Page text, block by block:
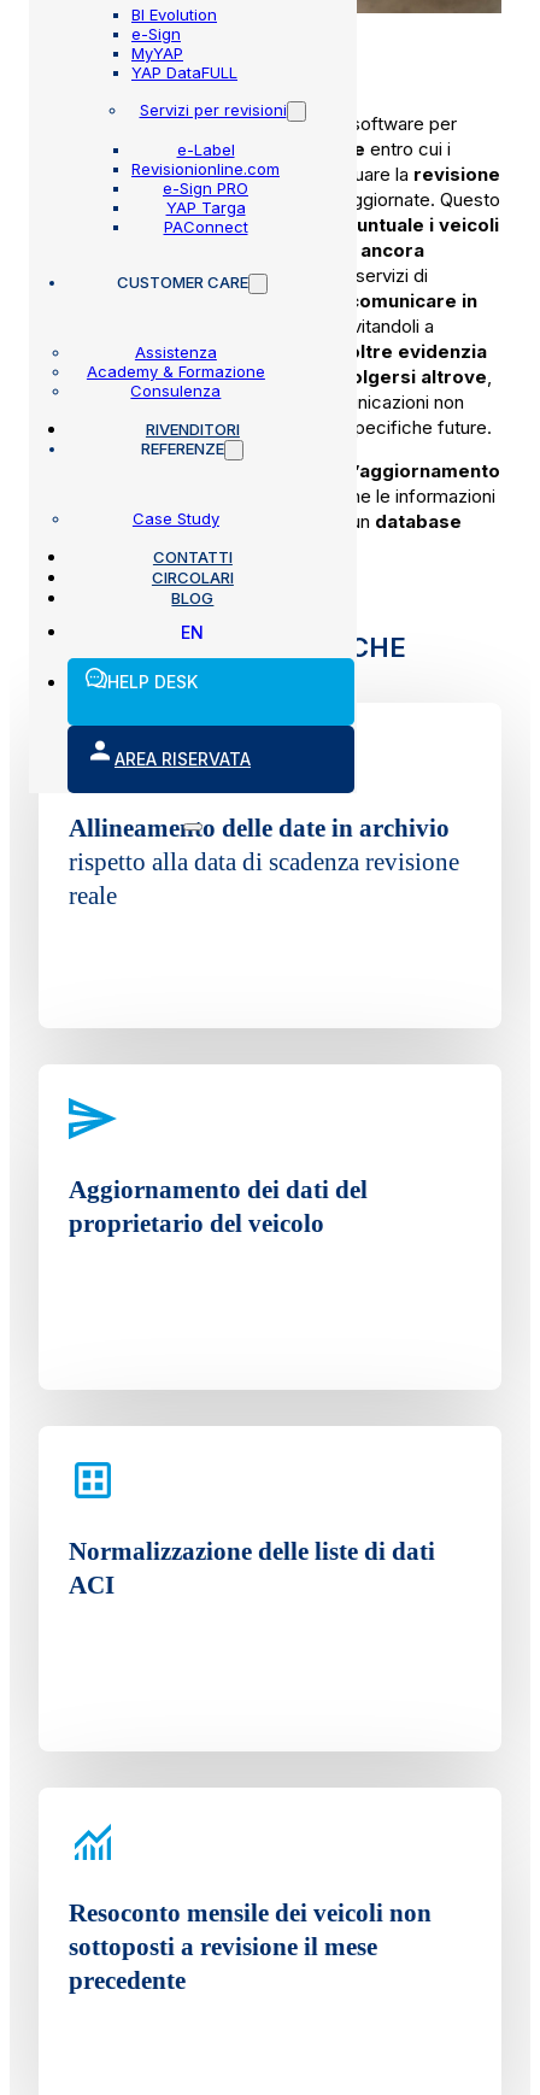
BI Evolution
e-Sign
MyYAP
YAP DataFULL
Servizi per revisioni
e-Label
Revisionionline.com
e-Sign PRO
YAP Targa
PAConnect
CUSTOMER CARE
Assistenza
Academy & Formazione
Consulenza
RIVENDITORI
REFERENZE
Case Study
CONTATTI
CIRCOLARI
BLOG
EN
HELP DESK
AREA RISERVATA
Con YAP Targa, il servizio integrato al software per
revisioni YAP, puoicontrollare le date entro cui i
veicoli del tuo database devono effettuare la revisione
laddove non fossero aggiornate. Questo
ti permette di
identificare in modo puntuale i veicoli
che, in un dato periodo, non hanno ancora
effettuato la revisione, e sfruttare i servizi di
marketing integrati nel gestionale per
comunicare in
, invitandoli a
prenotare subito un appuntamento.
Inoltre evidenzia
quei clienti che hanno scelto di rivolgersi altrove,
evitando da un lato di investire in comunicazioni non
efficaci, dall’altro di pianificare azioni specifiche future.
l’aggiornamento
, come le informazioni
relative all’
intestatario , garantendoti un database
sempre aggiornato.
FUNZIONALITÀ SPECIFICHE
Allineamento delle date in archivio
rispetto alla data di scadenza revisione
reale
Aggiornamento dei dati del
proprietario del veicolo
Normalizzazione delle liste di dati
ACI
Resoconto mensile dei veicoli non
sottoposti a revisione il mese
precedente